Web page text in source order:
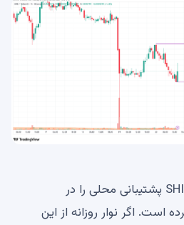
در نمودار ساعتی، قیمت SHIB پشتیبانی محلی را در
ایجاد کرده است. اگر نوار روزانه از این